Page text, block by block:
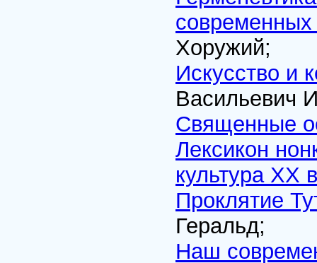
современных
Хоружий;
Искусство и
Васильевич
Священные
Лексикон
культура XX
Проклятие
Геральд;
Наш